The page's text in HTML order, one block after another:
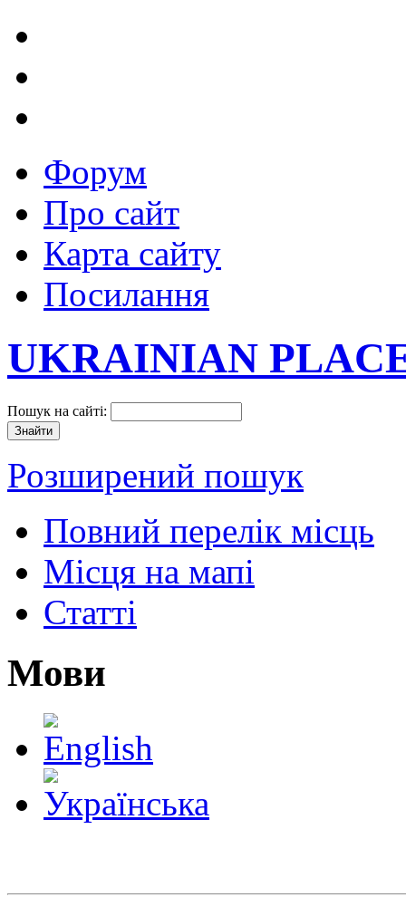
Форум
Про сайт
Карта сайту
Посилання
UKRAINIAN
Пошук на сайті:
Розширений пошук
Повний перелік місць
Місця на мапі
Статті
Мови